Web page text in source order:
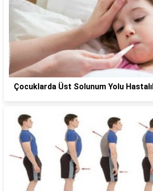
Çocuklarda Üst Solunum Yolu